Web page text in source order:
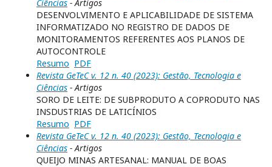
Ciências - Artigos
DESENVOLVIMENTO E APLICABILIDADE DE SISTEMA
INFORMATIZADO NO REGISTRO DE DADOS DE
MONITORAMENTOS REFERENTES AOS PLANOS DE
AUTOCONTROLE
Resumo PDF
Revista GeTeC v. 12 n. 40 (2023): Gestão, Tecnologia e
Ciências - Artigos
SORO DE LEITE: DE SUBPRODUTO A COPRODUTO NAS
INSDUSTRIAS DE LATICÍNIOS
Resumo PDF
Revista GeTeC v. 12 n. 40 (2023): Gestão, Tecnologia e
Ciências - Artigos
QUEIJO MINAS ARTESANAL: MANUAL DE BOAS